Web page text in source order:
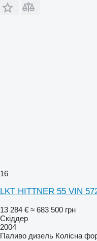
16
LKT HITTNER 55 VIN
13 284 € ≈ 683 500 грн
Скіддер
2004
Паливо дизель Колісна